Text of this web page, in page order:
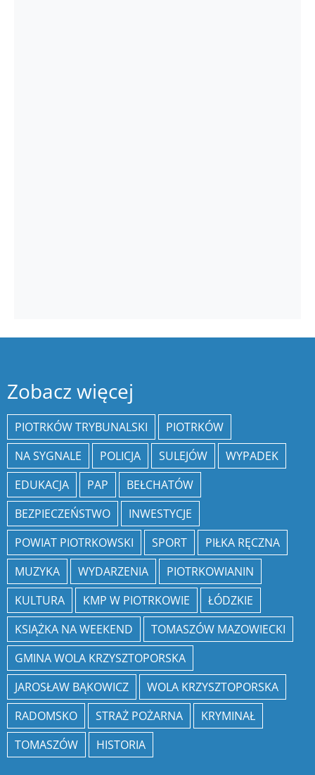
Zobacz więcej
PIOTRKÓW TRYBUNALSKI
PIOTRKÓW
NA SYGNALE
POLICJA SULEJÓW
WYPADEK
EDUKACJA
PAP
BEŁCHATÓW
BEZPIECZEŃSTWO
INWESTYCJE
POWIAT PIOTRKOWSKI
SPORT
PIŁKA RĘCZNA
MUZYKA
WYDARZENIA
PIOTRKOWIANIN
KULTURA
KMP W PIOTRKOWIE
ŁÓDZKIE
KSIĄŻKA NA WEEKEND
TOMASZÓW MAZOWIECKI
GMINA WOLA KRZYSZTOPORSKA
JAROSŁAW BĄKOWICZ
WOLA KRZYSZTOPORSKA
RADOMSKO
STRAŻ POŻARNA
KRYMINAŁ
TOMASZÓW
HISTORIA